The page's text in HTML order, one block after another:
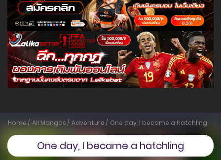
Home All Mangas Adventure One day, I became a hatchling
One day, I became a hatchling